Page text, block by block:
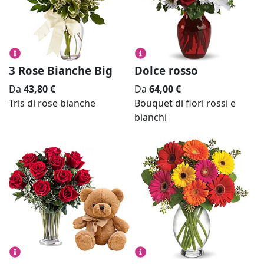
3 Rose Bianche Big
Da 43,80€
Tris di rose bianche
Dolce rosso
Da 64,00€
Bouquet di fiori rossi e
bianchi